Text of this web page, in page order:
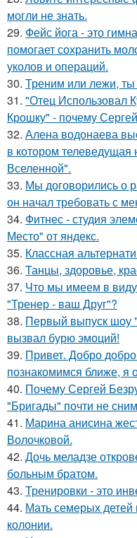
могли не знать.
29. Фейс йога - это
помогает сохранить
уколов и операций.
30. Треним или лежи, ты
31. "Отец Использовал
Крошку" - почему
32. Алена водонаева
в котором телеведущая
Вселенной".
33. Мы договорились о
он начал требовать с
34. Фитнес - студия
Место" от яндекс.
35. Классная
36. Танцы, здоровье,
37. Что мы имеем в
"Тренер - ваш Друг"?
38. Первый выпуск шоу
вызвал бурю эмоций!
39. Привет. Добро
познакомимся ближе,
40. Почему Сергей
"Бригады" почти не
41. Марина анисина
Волочковой.
42. Дочь меладзе
больным братом.
43. Тренировки - это
44. Мать семерых детей
колонии.